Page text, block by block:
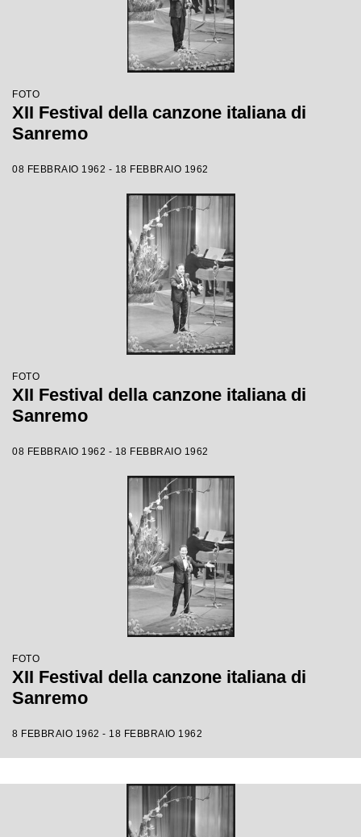
FOTO
XII Festival della canzone italiana di
Sanremo
08 FEBBRAIO 1962 - 18 FEBBRAIO 1962
FOTO
XII Festival della canzone italiana di
Sanremo
08 FEBBRAIO 1962 - 18 FEBBRAIO 1962
FOTO
XII Festival della canzone italiana di
Sanremo
8 FEBBRAIO 1962 - 18 FEBBRAIO 1962